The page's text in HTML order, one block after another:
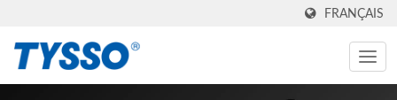
FRANÇAIS